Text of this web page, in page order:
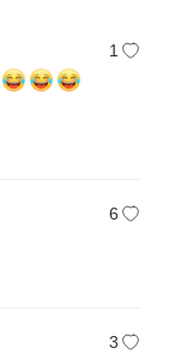
1
6
3